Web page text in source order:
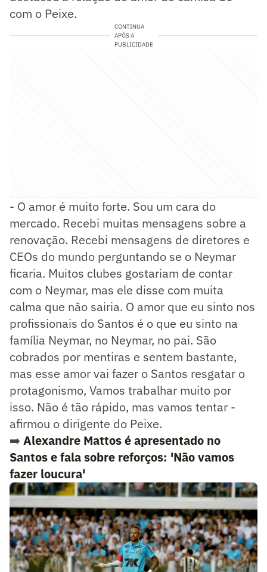
com o Peixe.
CONTINUA
APÓS A
PUBLICIDADE
- O amor é muito forte. Sou um cara do
mercado. Recebi muitas mensagens sobre a
renovação. Recebi mensagens de diretores e
CEOs do mundo perguntando se o Neymar
ficaria. Muitos clubes gostariam de contar
com o Neymar, mas ele disse com muita
calma que não sairia. O amor que eu sinto nos
profissionais do Santos é o que eu sinto na
família Neymar, no Neymar, no pai. São
cobrados por mentiras e sentem bastante,
mas esse amor vai fazer o Santos resgatar o
protagonismo, Vamos trabalhar muito por
isso. Não é tão rápido, mas vamos tentar -
afirmou o dirigente do Peixe.
➡️ Alexandre Mattos é apresentado no
Santos e fala sobre reforços: 'Não vamos
fazer loucura'